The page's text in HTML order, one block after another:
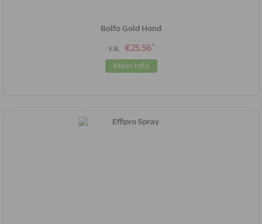
Bolfo Gold Hond
v.a. €25.56*
Meer Info